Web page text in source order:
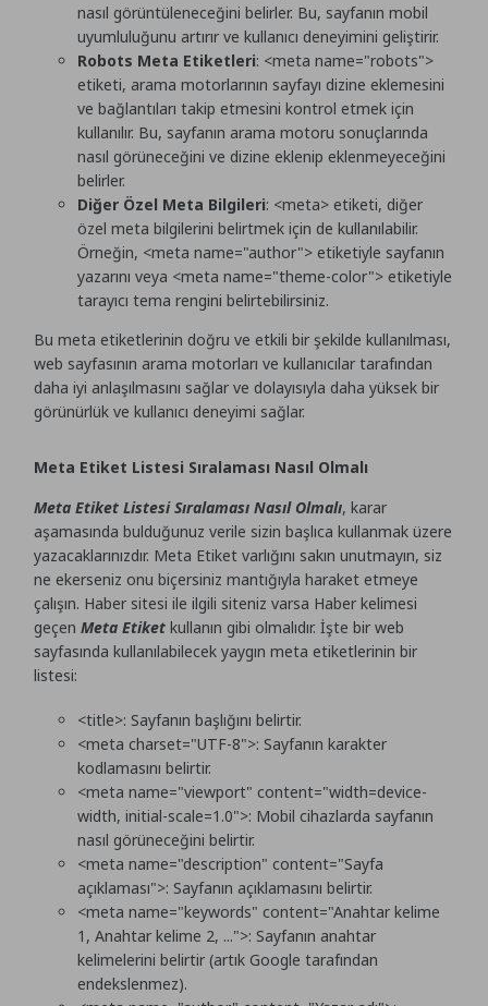
nasıl görüntüleneceğini belirler. Bu, sayfanın mobil
uyumluluğunu artırır ve kullanıcı deneyimini geliştirir.
Robots Meta Etiketleri: <meta name="robots">
etiketi, arama motorlarının sayfayı dizine eklemesini
ve bağlantıları takip etmesini kontrol etmek için
kullanılır. Bu, sayfanın arama motoru sonuçlarında
nasıl görüneceğini ve dizine eklenip eklenmeyeceğini
belirler.
Diğer Özel Meta Bilgileri: <meta> etiketi, diğer
özel meta bilgilerini belirtmek için de kullanılabilir.
Örneğin, <meta name="author"> etiketiyle sayfanın
yazarını veya <meta name="theme-color"> etiketiyle
tarayıcı tema rengini belirtebilirsiniz.
Bu meta etiketlerinin doğru ve etkili bir şekilde kullanılması,
web sayfasının arama motorları ve kullanıcılar tarafından
daha iyi anlaşılmasını sağlar ve dolayısıyla daha yüksek bir
görünürlük ve kullanıcı deneyimi sağlar.
Meta Etiket Listesi Sıralaması Nasıl Olmalı
Meta Etiket Listesi Sıralaması Nasıl Olmalı, karar
aşamasında bulduğunuz verile sizin başlıca kullanmak üzere
yazacaklarınızdır. Meta Etiket varlığını sakın unutmayın, siz
ne ekerseniz onu biçersiniz mantığıyla haraket etmeye
çalışın. Haber sitesi ile ilgili siteniz varsa Haber kelimesi
geçenMeta Etiket kullanın gibi olmalıdır. İşte bir web
sayfasında kullanılabilecek yaygın meta etiketlerinin bir
listesi:
<title>: Sayfanın başlığını belirtir.
<meta charset="UTF-8">: Sayfanın karakter
kodlamasını belirtir.
<meta name="viewport" content="width=device-
width, initial-scale=1.0">: Mobil cihazlarda sayfanın
nasıl görüneceğini belirtir.
<meta name="description" content="Sayfa
açıklaması">: Sayfanın açıklamasını belirtir.
<meta name="keywords" content="Anahtar kelime
1, Anahtar kelime 2, ...">: Sayfanın anahtar
kelimelerini belirtir (artık Google tarafından
endekslenmez).